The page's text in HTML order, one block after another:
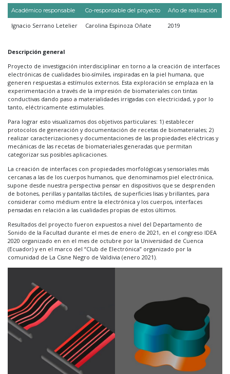
Académico responsable Co-responsable del proyecto Año de realización
Ignacio Serrano Letelier Carolina Espinoza Oñate 2019
Descripción general
Proyecto de investigación interdisciplinar en torno a la creación de interfaces
electrónicas de cualidades bio-símiles, inspiradas en la piel humana, que
generen respuestas a estímulos externos. Esta exploración se emplaza en la
experimentación a través de la impresión de biomateriales con tintas
conductivas dando paso a materialidades irrigadas con electricidad, y por lo
tanto, eléctricamente estimulables.
Para lograr esto visualizamos dos objetivos particulares: 1) establecer
protocolos de generación y documentación de recetas de biomateriales; 2)
realizar caracterizaciones y documentaciones de las propiedades eléctricas y
mecánicas de las recetas de biomateriales generadas que permitan
categorizar sus posibles aplicaciones.
La creación de interfaces con propiedades morfológicas y sensoriales más
cercanas a las de los cuerpos humanos, que denominamos piel electrónica,
supone desde nuestra perspectiva pensar en dispositivos que se desprenden
de botones, perillas y pantallas táctiles, de superficies lisas y brillantes, para
considerar como médium entre la electrónica y los cuerpos, interfaces
pensadas en relación a las cualidades propias de estos últimos.
Resultados del proyecto fueron expuestos a nivel del Departamento de
Sonido de la Facultad durante el mes de enero de 2021, en el congreso IDEA
2020 organizado en en el mes de octubre por la Universidad de Cuenca
(Ecuador) y en el marco del “Club de Electrónica” organizado por la
comunidad de La Cisne Negro de Valdivia (enero 2021).